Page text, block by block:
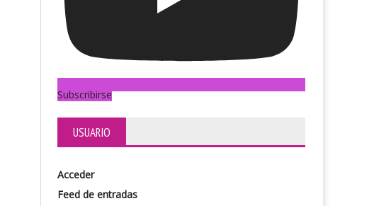
Subscribirse
USUARIO
Acceder
Feed de entradas